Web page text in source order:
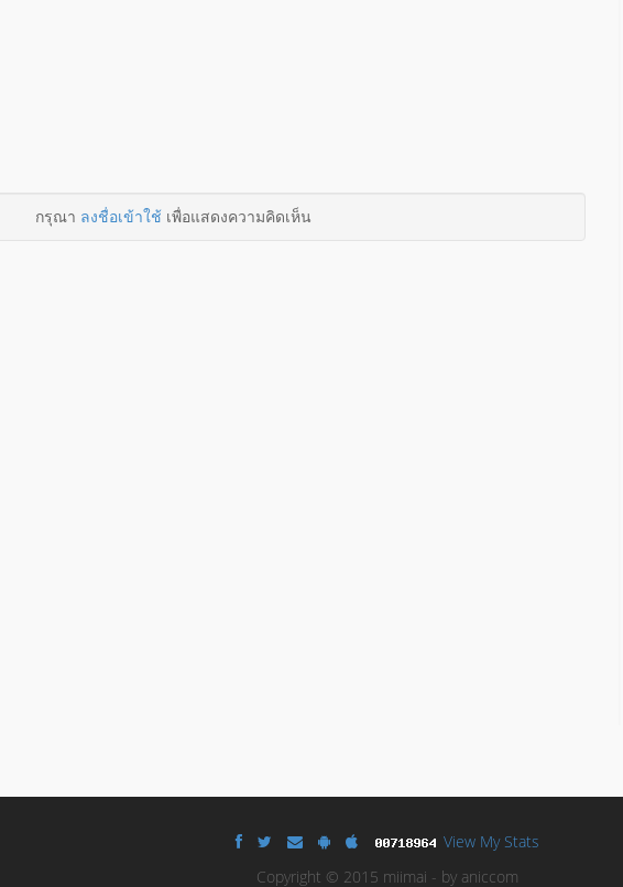
กรุณา ลงชื่อเข้าใช้เพื่อแสดงความคิดเห็น
View My Stats
Copyright © 2015 miimai - by aniccom